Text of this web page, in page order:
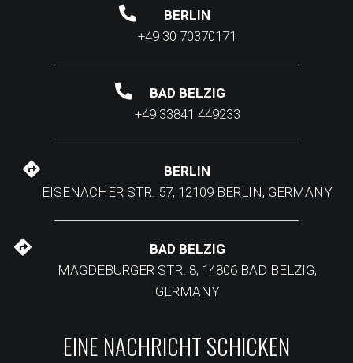
BERLIN
+49 30 70370171
BAD BELZIG
+49 33841 449233
BERLIN
EISENACHER STR. 57, 12109 BERLIN, GERMANY
BAD BELZIG
MAGDEBURGER STR. 8, 14806 BAD BELZIG,
GERMANY
EINE NACHRICHT SCHICKEN